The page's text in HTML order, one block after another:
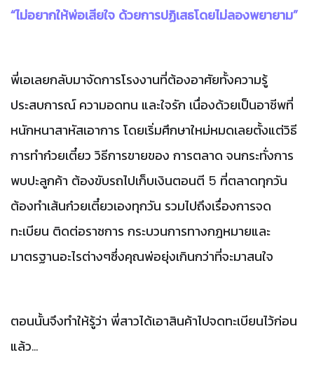
“ไม่อยากให้พ่อเสียใจ ด้วยการปฏิเสธโดยไม่ลองพยายาม”
พี่เอเลยกลับมาจัดการโรงงานที่ต้องอาศัยทั้งความรู้
ประสบการณ์ ความอดทน และใจรัก เนื่องด้วยเป็นอาชีพที่
หนักหนาสาหัสเอาการ โดยเริ่มศึกษาใหม่หมดเลยตั้งแต่วิธี
การทำก๋วยเตี๋ยว วิธีการขายของ การตลาด จนกระทั่งการ
พบปะลูกค้า ต้องขับรถไปเก็บเงินตอนตี 5 ที่ตลาดทุกวัน
ต้องทำเส้นก๋วยเตี๋ยวเองทุกวัน รวมไปถึงเรื่องการจด
ทะเบียน ติดต่อราชการ กระบวนการทางกฎหมายและ
มาตรฐานอะไรต่างๆซึ่งคุณพ่อยุ่งเกินกว่าที่จะมาสนใจ
ตอนนั้นจึงทำให้รู้ว่า พี่สาวได้เอาสินค้าไปจดทะเบียนไว้ก่อน
แล้ว...